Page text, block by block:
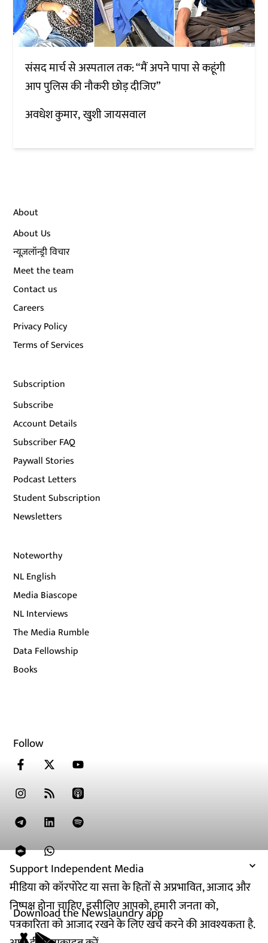
Support Independent Media
मीडिया को कॉरपोरेट या सत्ता के हितों से अप्रभावित, आजाद और
निष्पक्ष होना चाहिए. इसीलिए आपको, हमारी जनता को,
पत्रकारिता को आजाद रखने के लिए खर्च करने की आवश्यकता है.
संसद मार्च से अस्पताल तक: “मैं अपने पापा से कहूंगी
आप पुलिस की नौकरी छोड़ दीजिए”
अवधेश कुमार खुशी जायसवाल
About
About Us
न्यूज़लॉन्ड्री विचार
Meet the team
Contact us
Careers
Privacy Policy
Terms of Services
Subscription
Subscribe
Account Details
Subscriber FAQ
Paywall Stories
Podcast Letters
Student Subscription
Newsletters
Noteworthy
NL English
Media Biascope
NL Interviews
The Media Rumble
Data Fellowship
Books
Follow
Download the Newslaundry app